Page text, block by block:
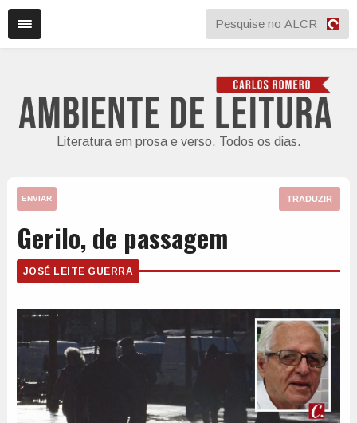
Literatura em prosa e verso. Todos os dias.
ENVIAR TRADUZIR
Gerilo, de passagem
JOSÉ LEITE GUERRA